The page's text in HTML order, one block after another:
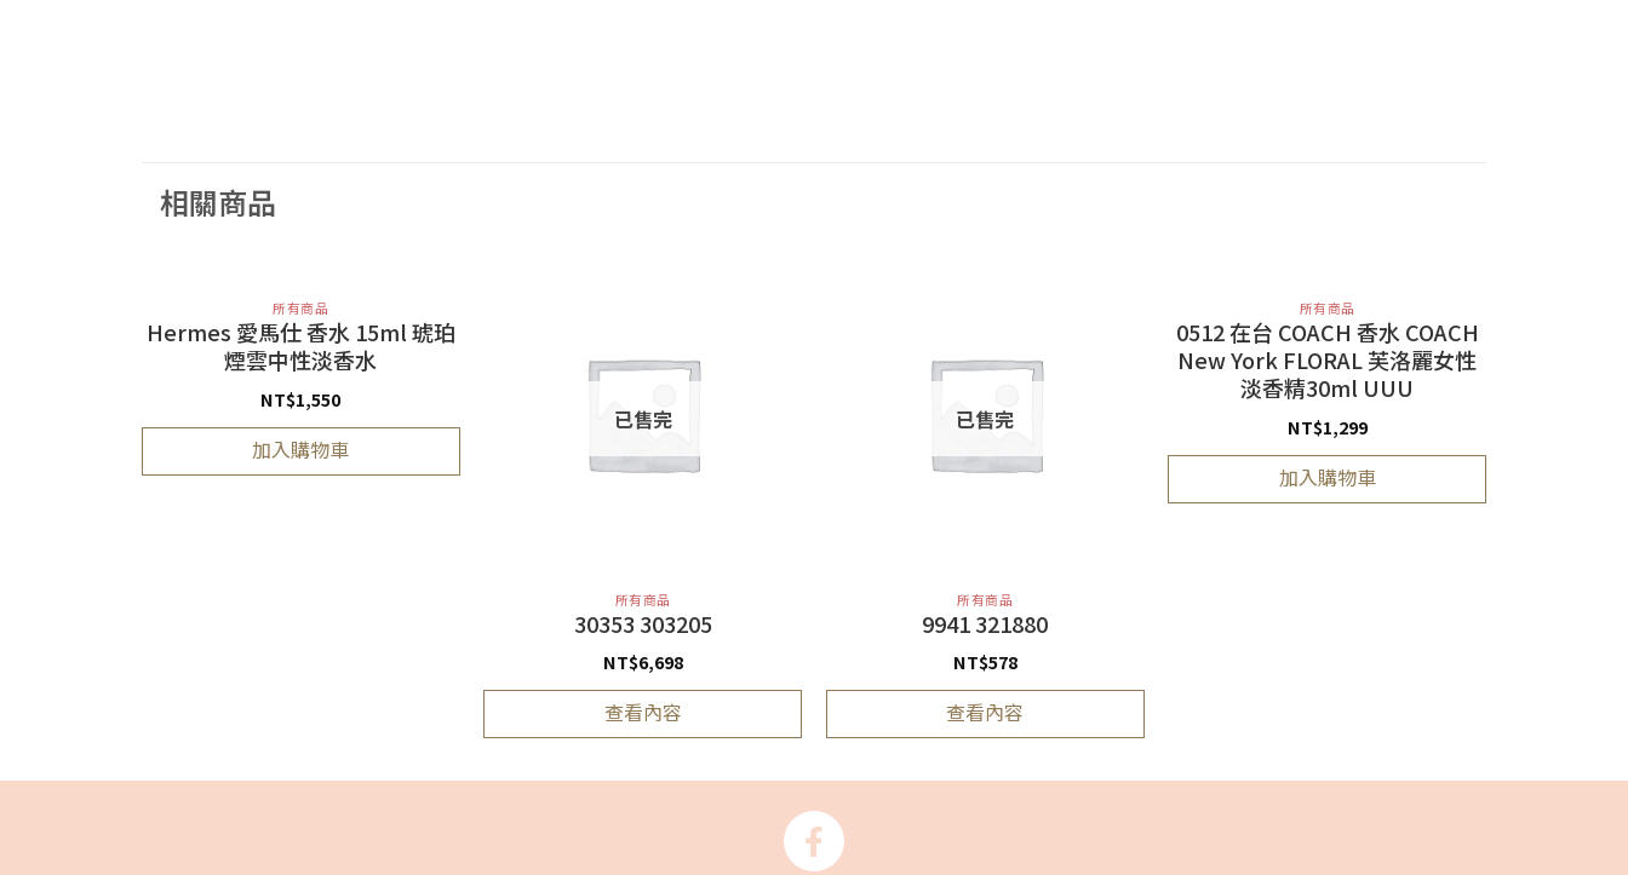
相關商品
所有商品
Hermes 愛馬仕 香水 15ml 琥珀
煙雲中性淡香水
NT$1,550
加入購物車
已售完
所有商品
30353 303205
NT$6,698
查看內容
已售完
所有商品
9941 321880
NT$578
查看內容
所有商品
0512 在台 COACH 香水 COACH
New York FLORAL 芙洛麗女性
淡香精30ml UUU
NT$1,299
加入購物車